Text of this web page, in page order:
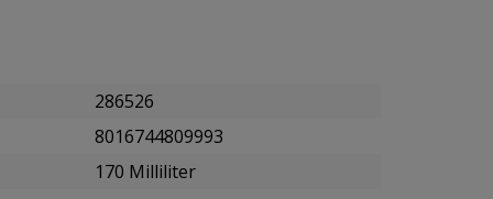
286526
8016744809993
170 Milliliter